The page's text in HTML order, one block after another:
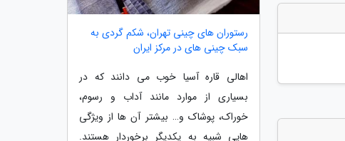
رستوران های چینی تهران، شکم گردی به
سبک چینی های در مرکز ایران
اهالی قاره آسیا خوب می دانند که در
بسیاری از موارد مانند آداب و رسوم،
خوراک، پوشاک و… بیشتر آن ها از ویژگی
هایی شبیه به یکدیگر برخوردار هستند.